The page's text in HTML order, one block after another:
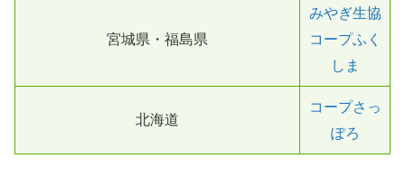
宮城県・福島県
みやぎ生協
コープふく
しま
北海道
コープさっ
ぽろ